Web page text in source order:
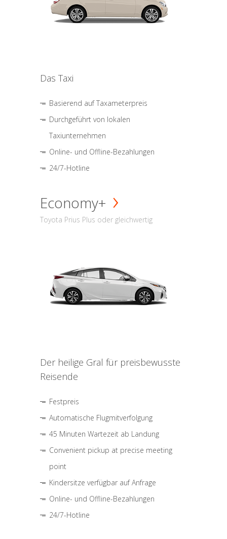
Das Taxi
Basierend auf Taxameterpreis
Durchgeführt von lokalen
Taxiunternehmen
Online- und Offline-Bezahlungen
24/7-Hotline
Economy+
Toyota Prius Plus oder gleichwertig
Der heilige Gral für preisbewusste
Reisende
Festpreis
Automatische Flugmitverfolgung
45 Minuten Wartezeit ab Landung
Convenient pickup at precise meeting
point
Kindersitze verfügbar auf Anfrage
Online- und Offline-Bezahlungen
24/7-Hotline